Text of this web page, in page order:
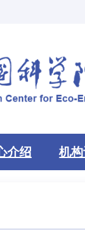
介绍 机